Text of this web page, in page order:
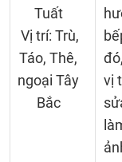
Tuất
Vị trí: Trù,
Táo, Thê,
ngoại Tây
Bắc
vị